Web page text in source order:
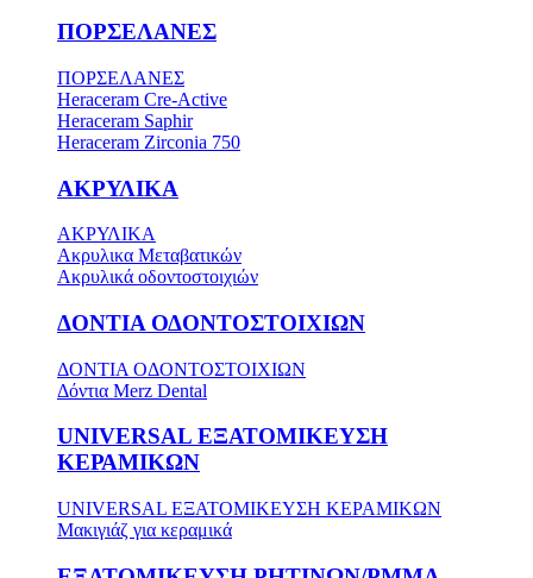
ΠΟΡΣΕΛΑΝΕΣ
ΠΟΡΣΕΛΑΝΕΣ
Heraceram Cre-Active
Heraceram Saphir
Heraceram Zirconia 750
ΑΚΡΥΛΙΚΑ
ΑΚΡΥΛΙΚΑ
Ακρυλικα Μεταβατικών
Ακρυλικά οδοντοστοιχιών
ΔΟΝΤΙΑ ΟΔΟΝΤΟΣΤΟΙΧΙΩΝ
ΔΟΝΤΙΑ ΟΔΟΝΤΟΣΤΟΙΧΙΩΝ
Δόντια Merz Dental
UNIVERSAL ΕΞΑΤΟΜΙΚΕΥΣΗ
ΚΕΡΑΜΙΚΩΝ
UNIVERSAL ΕΞΑΤΟΜΙΚΕΥΣΗ ΚΕΡΑΜΙΚΩΝ
Μακιγιάζ για κεραμικά